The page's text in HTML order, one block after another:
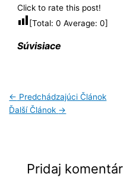
Click to rate this post!
[Total:0 Average:0]
Súvisiace
← Predchádzajúci Článok
Ďalší Článok →
Pridaj komentár